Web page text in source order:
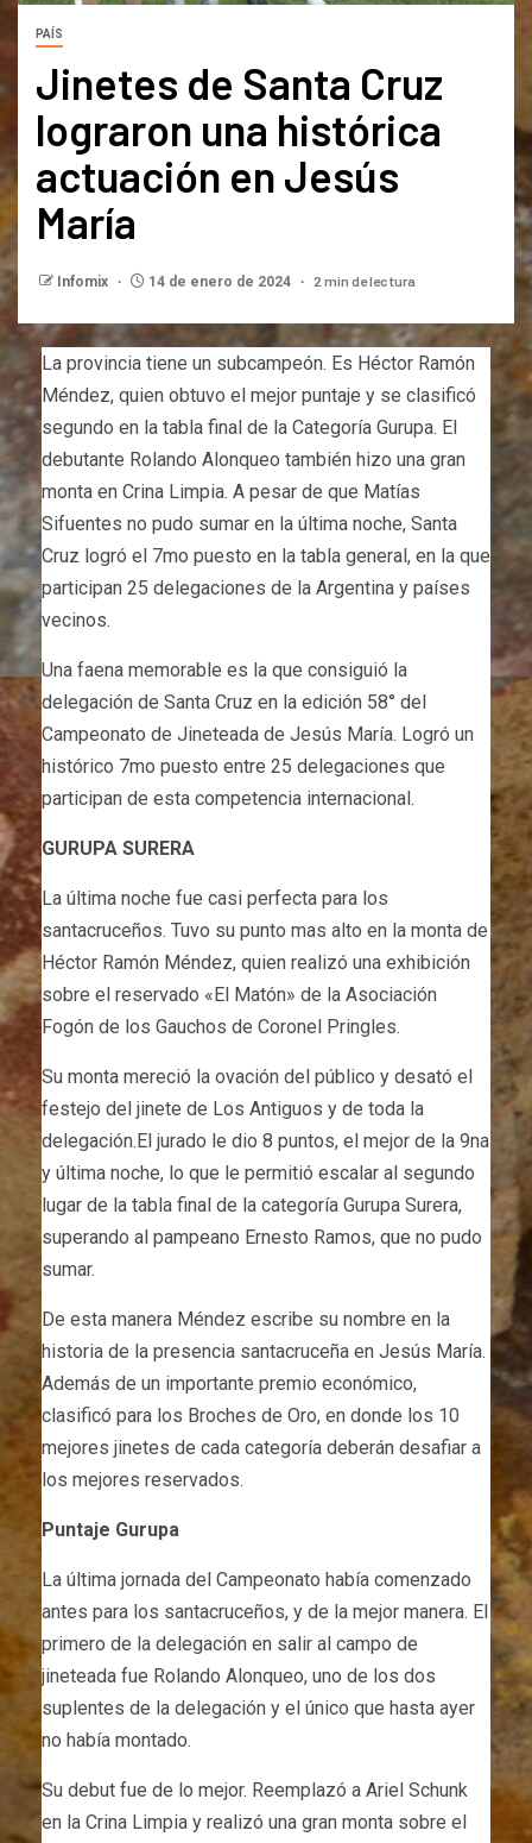
PAÍS
Jinetes de Santa Cruz
lograron una histórica
actuación en Jesús
María
Infomix 14 de enero de 2024 2 min de lectura
La provincia tiene un subcampeón. Es Héctor Ramón
Méndez, quien obtuvo el mejor puntaje y se clasificó
segundo en la tabla final de la Categoría Gurupa. El
debutante Rolando Alonqueo también hizo una gran
monta en Crina Limpia. A pesar de que Matías
Sifuentes no pudo sumar en la última noche, Santa
Cruz logró el 7mo puesto en la tabla general, en la que
participan 25 delegaciones de la Argentina y países
vecinos.
Una faena memorable es la que consiguió la
delegación de Santa Cruz en la edición 58° del
Campeonato de Jineteada de Jesús María. Logró un
histórico 7mo puesto entre 25 delegaciones que
participan de esta competencia internacional.
GURUPA SURERA
La última noche fue casi perfecta para los
santacruceños. Tuvo su punto mas alto en la monta de
Héctor Ramón Méndez, quien realizó una exhibición
sobre el reservado «El Matón» de la Asociación
Fogón de los Gauchos de Coronel Pringles.
Su monta mereció la ovación del público y desató el
festejo del jinete de Los Antiguos y de toda la
delegación.El jurado le dio 8 puntos, el mejor de la 9na
y última noche, lo que le permitió escalar al segundo
lugar de la tabla final de la categoría Gurupa Surera,
superando al pampeano Ernesto Ramos, que no pudo
sumar.
De esta manera Méndez escribe su nombre en la
historia de la presencia santacruceña en Jesús María.
Además de un importante premio económico,
clasificó para los Broches de Oro, en donde los 10
mejores jinetes de cada categoría deberán desafiar a
los mejores reservados.
Puntaje Gurupa
La última jornada del Campeonato había comenzado
antes para los santacruceños, y de la mejor manera. El
primero de la delegación en salir al campo de
jineteada fue Rolando Alonqueo, uno de los dos
suplentes de la delegación y el único que hasta ayer
no había montado.
Su debut fue de lo mejor. Reemplazó a Ariel Schunk
en la Crina Limpia y realizó una gran monta sobre el